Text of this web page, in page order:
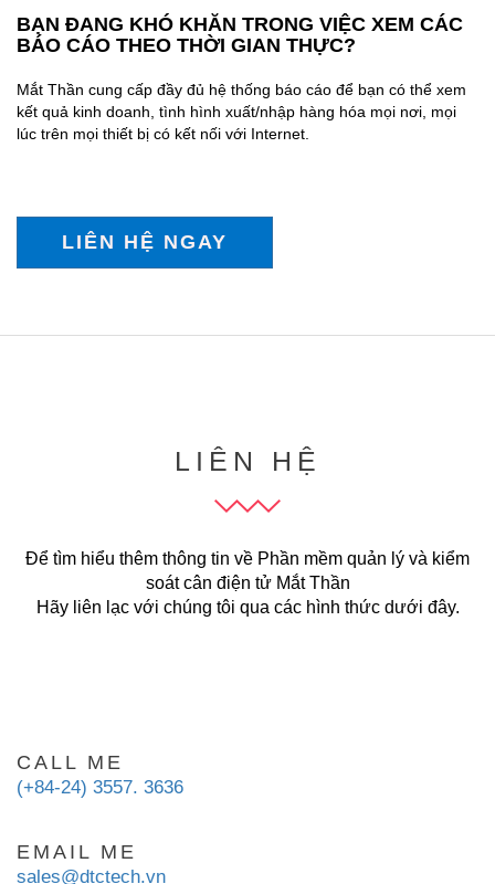
BẠN ĐANG KHÓ KHĂN TRONG VIỆC XEM CÁC
BÁO CÁO THEO THỜI GIAN THỰC?
Mắt Thần cung cấp đầy đủ hệ thống báo cáo để bạn có thể xem
kết quả kinh doanh, tình hình xuất/nhập hàng hóa mọi nơi, mọi
lúc trên mọi thiết bị có kết nối với Internet.
LIÊN HỆ NGAY
LIÊN HỆ
Để tìm hiểu thêm thông tin về Phần mềm quản lý và kiểm
soát cân điện tử Mắt Thần
Hãy liên lạc với chúng tôi qua các hình thức dưới đây.
CALL ME
(+84-24) 3557. 3636
EMAIL ME
sales@dtctech.vn